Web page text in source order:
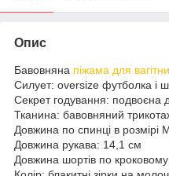
Опис
Бавовняна піжама для
Силует: oversize футболка і
Секрет годування: подвоєна
Тканина: бавовняний
Довжина по спинці в розмірі
Довжина рукава: 14,1 см
Довжина шортів по